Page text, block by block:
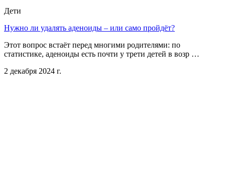
Дети
Нужно ли удалять аденоиды – или само пройдёт?
Этот вопрос встаёт перед многими родителями: по
статистике, аденоиды есть почти у трети детей в возр …
2 декабря 2024 г.